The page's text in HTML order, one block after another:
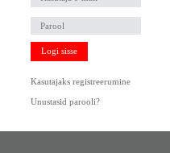
Logi sisse
Kasutajaks registreerumine
Unustasid parooli?